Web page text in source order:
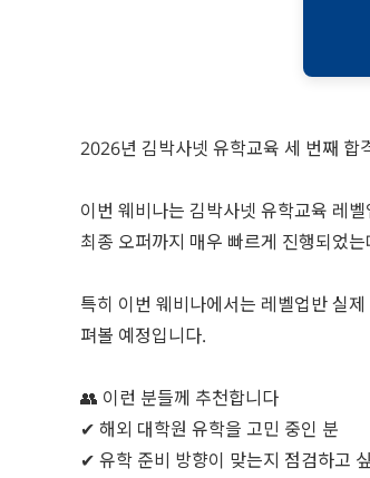
2026년 김박사넷 유학교육 세 번째 합
이번 웨비나는 김박사넷 유학교육 레
최종 오퍼까지 매우 빠르게 진행되었
특히 이번 웨비나에서는 레벨업반 실
펴볼 예정입니다.
👥 이런 분들께 추천합니다
✔ 해외 대학원 유학을 고민 중인 분
✔ 유학 준비 방향이 맞는지 점검하고